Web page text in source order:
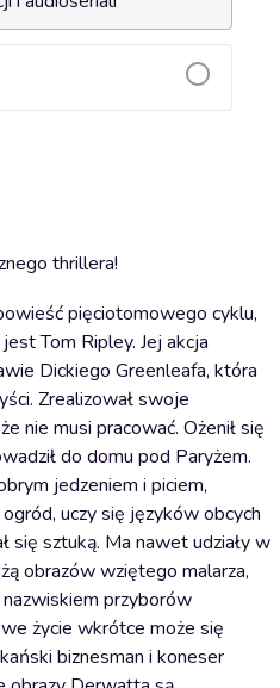
thrillera!
pięciotomowego cyklu,
Tom Ripley. Jej akcja
Dickiego Greenleafa, która
Zrealizował swoje
nie musi pracować. Ożenił się
do domu pod Paryżem.
jedzeniem i piciem,
uczy się języków obcych
się sztuką. Ma nawet udziały w
obrazów wziętego malarza,
przyborów
życie wkrótce może się
biznesman i koneser